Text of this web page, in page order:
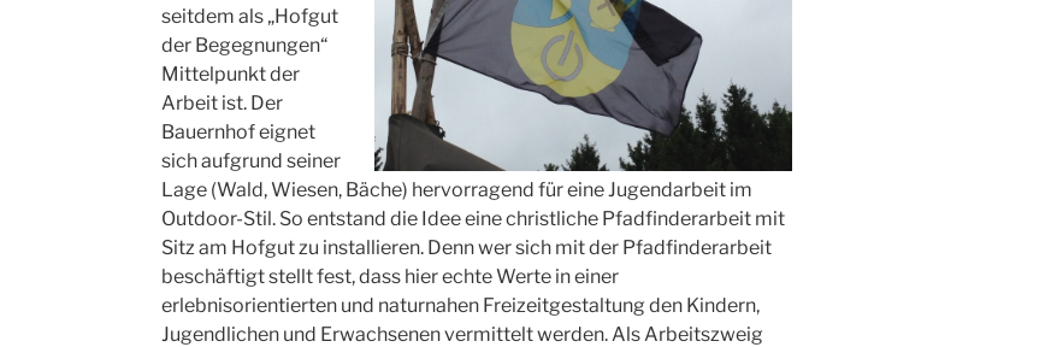
seitdem als „Hofgut
der Begegnungen“
Mittelpunkt der
Arbeit ist. Der
Bauernhof eignet
sich aufgrund seiner
Lage (Wald, Wiesen, Bäche) hervorragend für eine Jugendarbeit im
Outdoor-Stil. So entstand die Idee eine christliche Pfadfinderarbeit mit
Sitz am Hofgut zu installieren. Denn wer sich mit der Pfadfinderarbeit
beschäftigt stellt fest, dass hier echte Werte in einer
erlebnisorientierten und naturnahen Freizeitgestaltung den Kindern,
Jugendlichen und Erwachsenen vermittelt werden. Als Arbeitszweig